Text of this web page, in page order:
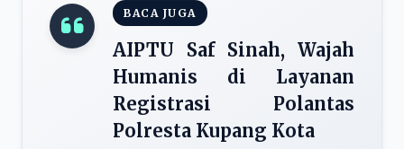
BACA JUGA
AIPTU Saf Sinah, Wajah
Humanis di Layanan
Registrasi Polantas
Polresta Kupang Kota